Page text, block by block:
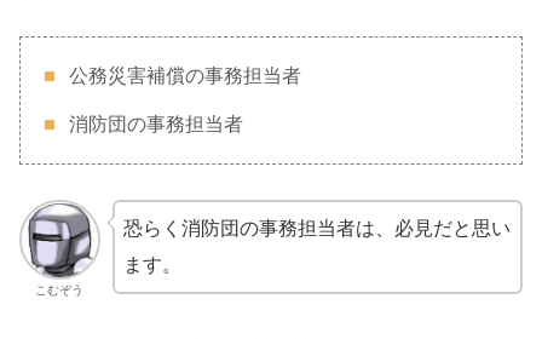
公務災害補償の事務担当者
消防団の事務担当者
こむぞう
恐らく消防団の事務担当者は、必見だと思い
ます。